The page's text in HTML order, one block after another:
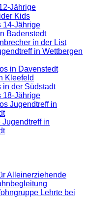
Jährige
Kids
14-Jährige
Badenstedt
in der List
in Wettbergen
in Davenstedt
Kleefeld
in der Südstadt
18-Jährige
Jugendtreff in
Jugendtreff in
Alleinerziehende
Lehrte bei